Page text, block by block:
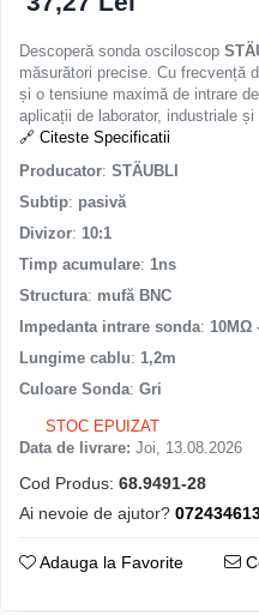
Descoperă sonda osciloscop
măsurători precise. Cu frecvență
și o tensiune maximă de intrare
aplicații de laborator, industriale și
🔗 Citeste Specificatii
Producator: STÄUBLI
Subtip: pasivă
Divizor: 10:1
Timp acumulare: 1ns
Structura: mufă BNC
Impedanta intrare sonda: 10MΩ
Lungime cablu: 1,2m
Culoare Sonda: Gri
STOC EPUIZAT
Data de livrare: Joi, 13.08.2026
Cod Produs: 68.9491-28
Ai nevoie de ajutor?
Adauga la Favorite